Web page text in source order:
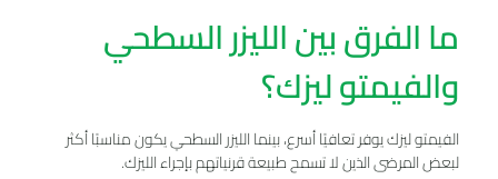
ما الفرق بين الليزر السطحي
والفيمتو ليزك؟
الفيمتو ليزك يوفر تعافيًا أسرع، بينما الليزر السطحي يكون مناسبًا أكثر
لبعض المرضى الذين لا تسمح طبيعة قرنياتهم بإجراء الليزك.